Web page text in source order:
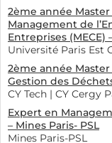
2ème année
Management de
Entreprises (MECE)
Université Paris Est
2ème année
Gestion des
CY Tech | CY Cergy
Expert en
– Mines Paris- PSL
Mines Paris-PSL